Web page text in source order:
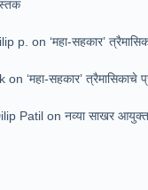
p. on‘महा-सहकार’
on‘महा-सहकार’ त्रैमासिकाचे
Patil onनव्या साखर